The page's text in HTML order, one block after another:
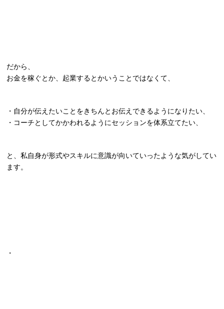
だから、
お金を稼ぐとか、起業するとかいうことではなくて、
・自分が伝えたいことをきちんとお伝えできるようになりたい、
・コーチとしてかかわれるようにセッションを体系立てたい、
と、私自身が形式やスキルに意識が向いていったような気がしてい
ます。
・